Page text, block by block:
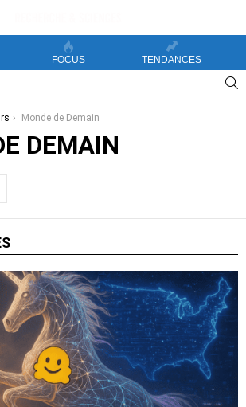
FOCUS TENDANCES
Monde de Demain
DEMAIN